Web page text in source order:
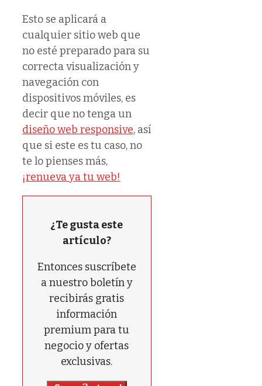
Esto se aplicará a
cualquier sitio web que
no esté preparado para su
correcta visualización y
navegación con
dispositivos móviles, es
decir que no tenga un
diseño web responsive, así
que si este es tu caso, no
te lo pienses más,
¡renueva ya tu web!
¿Te gusta este
artículo?
Entonces suscríbete
a nuestro boletín y
recibirás gratis
información
premium para tu
negocio y ofertas
exclusivas.